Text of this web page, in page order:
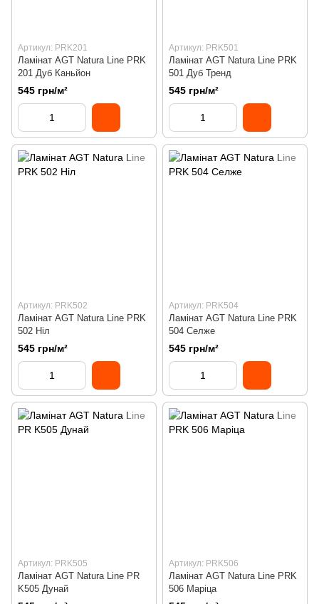
Артикул: PRK201
Ламінат AGT Natura Line PRK
201 Дуб Каньйон
545 грн/м²
Артикул: PRK501
Ламінат AGT Natura Line PRK
501 Дуб Тренд
545 грн/м²
Артикул: PRK502
Ламінат AGT Natura Line PRK
502 Ніл
545 грн/м²
Артикул: PRK504
Ламінат AGT Natura Line PRK
504 Селже
545 грн/м²
Артикул: PRK505
Ламінат AGT Natura Line PR
K505 Дунай
Артикул: PRK506
Ламінат AGT Natura Line PRK
506 Маріца